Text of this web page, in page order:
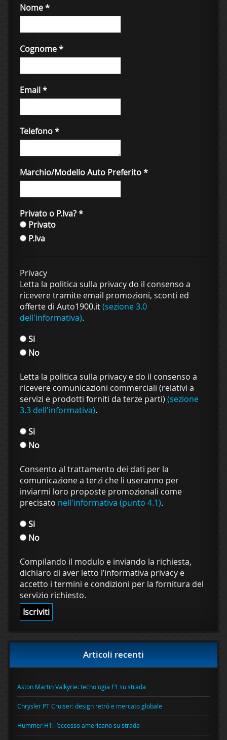
Nome*
Cognome*
Email*
Telefono*
Marchio/Modello Auto Preferito*
Privato o P.Iva?*
Privato
P.Iva
Privacy
Letta la politica sulla privacy do il consenso a
ricevere tramite email promozioni, sconti ed
offerte di Auto1900.it(sezione 3.0
dell'informativa).
Si
No
Letta la politica sulla privacy e do il consenso a
ricevere comunicazioni commerciali (relativi a
servizi e prodotti forniti da terze parti) (sezione
3.3 dell'informativa).
Si
No
Consento al trattamento dei dati per la
comunicazione a terzi che li useranno per
inviarmi loro proposte promozionali come
precisato nell'informativa (punto 4.1).
Si
No
Compilando il modulo e inviando la richiesta,
dichiaro di aver letto l’informativa privacy e
accetto i termini e condizioni per la fornitura del
servizio richiesto.
Articoli recenti
Aston Martin Valkyrie: tecnologia F1 su strada
Chrysler PT Cruiser: design retrò e mercato globale
Hummer H1: l’eccesso americano su strada